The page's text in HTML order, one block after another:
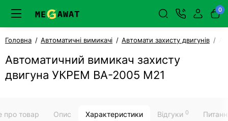
0
Головна Автоматичні вимикачі Автомати захисту двигунів
Автоматичний вимикач захисту
двигуна УКРЕМ ВА-2005 М21
про товар Опис Характеристики Відгуки 0